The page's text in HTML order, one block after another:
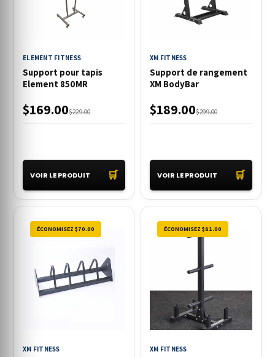
ELEMENT FITNESS
Support pour tapis
Element 850MR
$229.00
$169.00
VOIR LE PRODUIT 🛒
XM FITNESS
Support de rangement
XM BodyBar
$299.00
$189.00
VOIR LE PRODUIT 🛒
ÉCONOMISEZ $70.00
XM FITNESS
ÉCONOMISEZ $81.00
XM FITNESS